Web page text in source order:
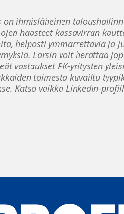
on ihmisläheinen
haasteet kassavirran
helposti ymmärrettäviä ja
Larsin voitherättää
vastaukset PK-yritysten
toimesta kuvailtu
Katso vaikka LinkedIn-